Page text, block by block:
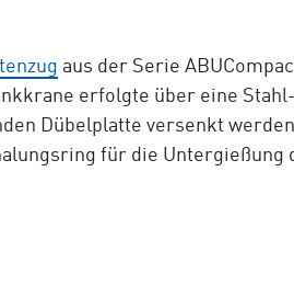
aus der Serie
erfolgte über eine
Dübelplatte versenkt
für die